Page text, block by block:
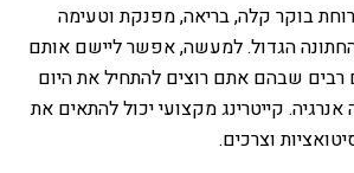
בוקר קלה, בריאה, מפנקת וטעימה
הגדול. למעשה, אפשר ליישם אותם
רבים שבהם אתם רוצים להתחיל את היום
קייטרינג מקצועי יכול להתאים את
וצרכים.